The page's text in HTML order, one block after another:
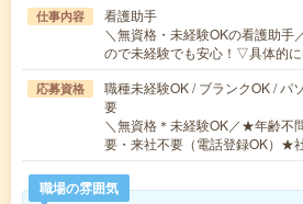
仕事内容
看護助手
＼無資格・未経験OKの看護助手
ので未経験でも安心！▽具体的
応募資格
職種未経験OK / ブランクOK / パ
要
＼無資格＊未経験OK／★年齢不
要・来社不要（電話登録OK）★
職場の雰囲気